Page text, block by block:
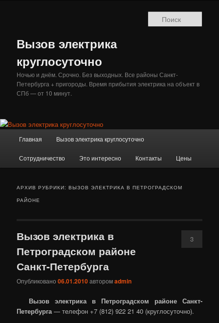
Вызов электрика
круглосуточно
Ночью и днём. Срочно. Без выходных. Все районы Санкт-
Петербурга + пригороды. Время прибытия электрика на объект в
СПб — от 10 минут.
Главная Вызов электрика круглосуточно
Сотрудничество Это интересно Контакты Цены
АРХИВ РУБРИКИ:ВЫЗОВ ЭЛЕКТРИКА В ПЕТРОГРАДСКОМ
РАЙОНЕ
Вызов электрика в
Петроградском районе
Санкт-Петербурга
Опубликовано06.01.2010авторомadmin
3
Вызов электрика в Петроградском районе Санкт-
Петербурга— телефон +7 (812) 922 21 40 (круглосуточно).